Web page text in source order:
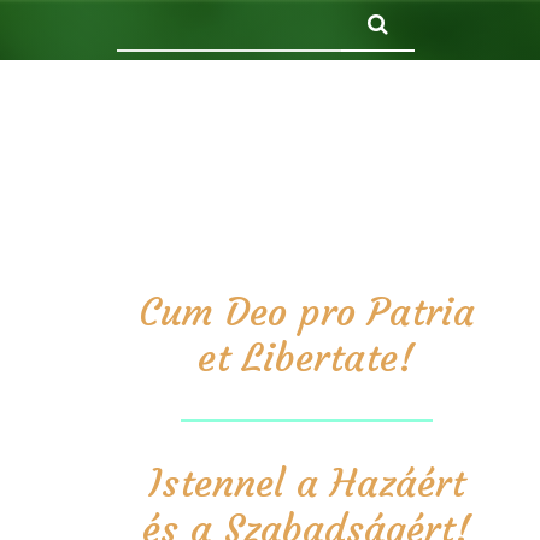
Cum Deo pro Patria
et Libertate!
Istennel a Hazáért
és a Szabadságért!